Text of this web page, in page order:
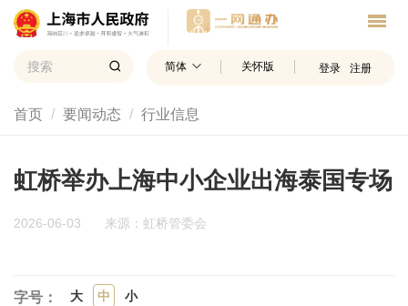
简体 关怀版 登录 注册
首页 要闻动态 行业信息
虹桥举办上海中小企业出海泰国专场
2026-06-03 来源：虹桥管委会
字号： 大 中 小